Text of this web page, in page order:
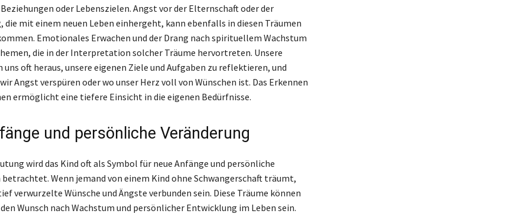
oder Lebenszielen. Angst vor der Elternschaft oder der
die mit einem neuen Leben einhergeht, kann ebenfalls in diesen Träumen
Emotionales Erwachen und der Drang nach spirituellem Wachstum
die in der Interpretation solcher Träume hervortreten. Unsere
uns oft heraus, unsere eigenen Ziele und Aufgaben zu reflektieren, und
Angst verspüren oder wo unser Herz voll von Wünschen ist. Das Erkennen
ermöglicht eine tiefere Einsicht in die eigenen Bedürfnisse.
und persönliche Veränderung
wird das Kind oft als Symbol für neue Anfänge und persönliche
betrachtet. Wenn jemand von einem Kind ohne Schwangerschaft träumt,
verwurzelte Wünsche und Ängste verbunden sein. Diese Träume können
Wunsch nach Wachstum und persönlicher Entwicklung im Leben sein.